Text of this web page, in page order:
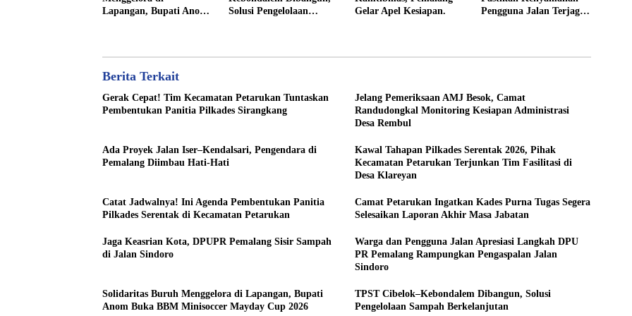
Lapangan, Bupati Anom
Solusi Pengelolaan
Gelar Apel Kesiapan.
Pengguna Jalan Terjaga
Berita Terkait
Gerak Cepat! Tim Kecamatan Petarukan Tuntaskan
Pembentukan Panitia Pilkades Sirangkang
Jelang Pemeriksaan AMJ Besok, Camat
Randudongkal Monitoring Kesiapan Administrasi
Desa Rembul
Ada Proyek Jalan Iser–Kendalsari, Pengendara di
Pemalang Diimbau Hati-Hati
Kawal Tahapan Pilkades Serentak 2026, Pihak
Kecamatan Petarukan Terjunkan Tim Fasilitasi di
Desa Klareyan
Catat Jadwalnya! Ini Agenda Pembentukan Panitia
Pilkades Serentak di Kecamatan Petarukan
Camat Petarukan Ingatkan Kades Purna Tugas Segera
Selesaikan Laporan Akhir Masa Jabatan
Jaga Keasrian Kota, DPUPR Pemalang Sisir Sampah
di Jalan Sindoro
Warga dan Pengguna Jalan Apresiasi Langkah DPU
PR Pemalang Rampungkan Pengaspalan Jalan
Sindoro
Solidaritas Buruh Menggelora di Lapangan, Bupati
Anom Buka BBM Minisoccer Mayday Cup 2026
TPST Cibelok–Kebondalem Dibangun, Solusi
Pengelolaan Sampah Berkelanjutan